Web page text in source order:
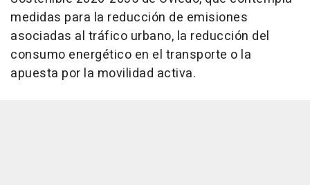
medidas para la reducción de emisiones
asociadas al tráfico urbano, la reducción del
consumo energético en el transporte o la
apuesta por la movilidad activa.